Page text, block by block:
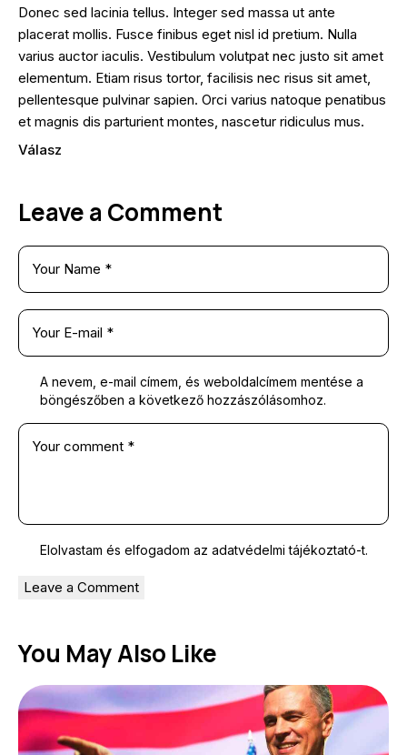
Donec sed lacinia tellus. Integer sed massa ut ante
placerat mollis. Fusce finibus eget nisl id pretium. Nulla
varius auctor iaculis. Vestibulum volutpat nec justo sit amet
elementum. Etiam risus tortor, facilisis nec risus sit amet,
pellentesque pulvinar sapien. Orci varius natoque penatibus
et magnis dis parturient montes, nascetur ridiculus mus.
Válasz
Leave a Comment
A nevem, e-mail címem, és weboldalcímem mentése a
böngészőben a következő hozzászólásomhoz.
Elolvastam és elfogadom az adatvédelmi tájékoztató-t.
You May Also Like